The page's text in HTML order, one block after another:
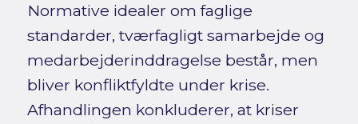
Normative idealer om faglige
standarder, tværfagligt samarbejde og
medarbejderinddragelse består, men
bliver konfliktfyldte under krise.
Afhandlingen konkluderer, at kriser